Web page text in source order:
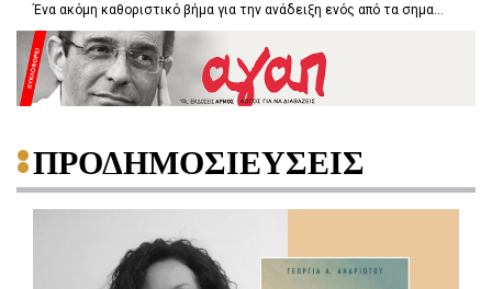
Ένα ακόμη καθοριστικό βήμα για την ανάδειξη ενός από τα σημα...
ΠΡΟΔΗΜΟΣΙΕΥΣΕΙΣ